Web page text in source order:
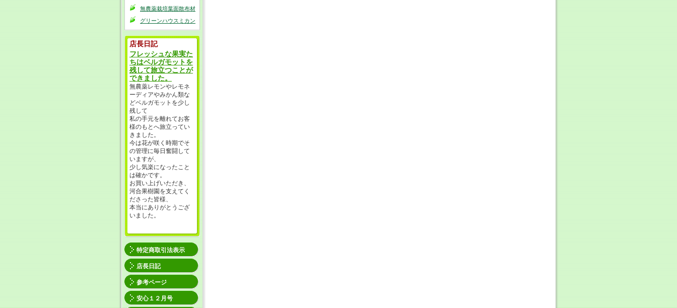
無農薬栽培葉面散布材
グリーンハウスミカン
店長日記
フレッシュな果実た
ちはベルガモットを
残して旅立つことが
できました。
無農薬レモンやレモネ
ーディアやみかん類な
どベルガモットを少し
残して
私の手元を離れてお客
様のもとへ旅立ってい
きました。
今は花が咲く時期でそ
の管理に毎日奮闘して
いますが、
少し気楽になったこと
は確かです。
お買い上げいただき、
河合果樹園を支えてく
ださった皆様、
本当にありがとうござ
いました。
特定商取引法表示
店長日記
参考ページ
安心１２月号